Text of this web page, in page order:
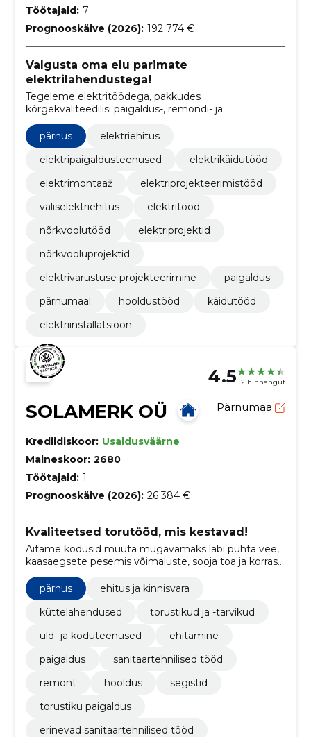
Töötajaid: 7
Prognooskäive (2026): 192 774 €
Valgusta oma elu parimate
elektrilahendustega!
Tegeleme elektritöödega, pakkudes
kõrgekvaliteedilisi paigaldus-, remondi- ja
hooldusteenuseid ning projekteerimistöid.
Tegutseme Pärnus ja Pärnumaal.
pärnus
elektriehitus
elektripaigaldusteenused
elektrikäidutööd
elektrimontaaž
elektriprojekteerimistööd
väliselektriehitus
elektritööd
nõrkvoolutööd
elektriprojektid
nõrkvooluprojektid
elektrivarustuse projekteerimine
paigaldus
pärnumaal
hooldustööd
käidutööd
elektriinstallatsioon
4.5 2 hinnangut
SOLAMERK OÜ Pärnumaa
Krediidiskoor: Usaldusväärne
Maineskoor: 2680
Töötajaid: 1
Prognooskäive (2026): 26 384 €
Kvaliteetsed torutööd, mis kestavad!
Aitame kodusid muuta mugavamaks läbi puhta vee,
kaasaegsete pesemis võimaluste, sooja toa ja korras
torudega!
pärnus
ehitus ja kinnisvara
küttelahendused
torustikud ja -tarvikud
üld- ja koduteenused
ehitamine
paigaldus
sanitaartehnilised tööd
remont
hooldus
segistid
torustiku paigaldus
erinevad sanitaartehnilised tööd